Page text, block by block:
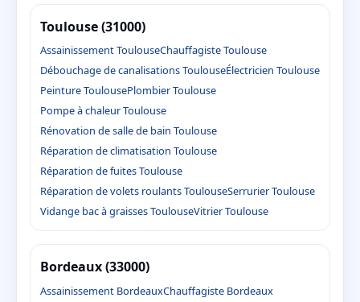
Toulouse (31000)
Assainissement ToulouseChauffagiste Toulouse
Débouchage de canalisations ToulouseÉlectricien Toulouse
Peinture ToulousePlombier Toulouse
Pompe à chaleur Toulouse
Rénovation de salle de bain Toulouse
Réparation de climatisation Toulouse
Réparation de fuites Toulouse
Réparation de volets roulants ToulouseSerrurier Toulouse
Vidange bac à graisses ToulouseVitrier Toulouse
Bordeaux (33000)
Assainissement BordeauxChauffagiste Bordeaux